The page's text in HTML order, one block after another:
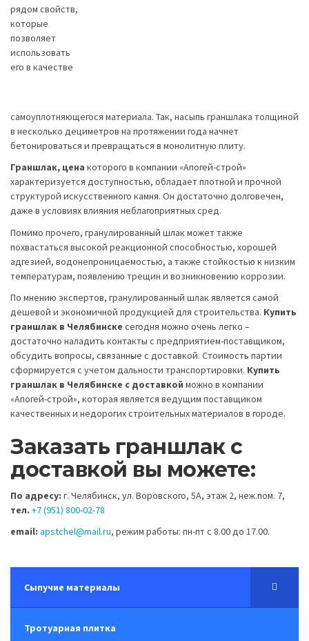
рядом свойств,
которые
позволяет
использовать
его в качестве
самоуплотняющегося материала. Так, насыпь граншлака толщиной
в несколько дециметров на протяжении года начнет
бетонироваться и превращаться в монолитную плиту.
Граншлак, цена которого в компании «Апогей-строй»
характеризуется доступностью, обладает плотной и прочной
структурой искусственного камня. Он достаточно долговечен,
даже в условиях влияния неблагоприятных сред.
Помимо прочего, гранулированный шлак может также
похвастаться высокой реакционной способностью, хорошей
адгезией, водонепроницаемостью, а также стойкостью к низким
температурам, появлению трещин и возникновению коррозии.
По мнению экспертов, гранулированный шлак является самой
дешевой и экономичной продукцией для строительства. Купить
граншлак в Челябинске сегодня можно очень легко –
достаточно наладить контакты с предприятием-поставщиком,
обсудить вопросы, связанные с доставкой. Стоимость партии
сформируется с учетом дальности транспортировки. Купить
граншлак в Челябинске с доставкой можно в компании
«Апогей-строй», которая является ведущим поставщиком
качественных и недорогих строительных материалов в городе.
Заказать граншлак с
доставкой вы можете:
По адресу: г. Челябинск, ул. Воровского, 5А, этаж 2, неж.пом. 7,
тел. +7 (951) 800-02-78
email: apstchel@mail.ru, режим работы: пн-пт с 8.00 до 17.00.
Сыпучие материалы
Тротуарная плитка